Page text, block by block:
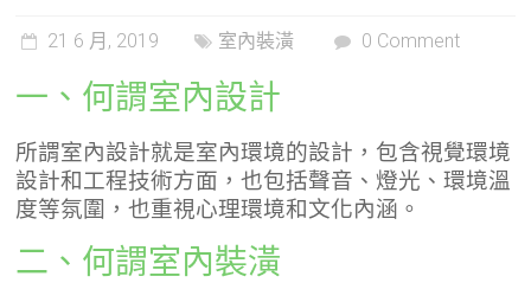
21 6 月, 2019 室內裝潢 0 Comment
一、何謂室內設計
所謂室內設計就是室內環境的設計，包含視覺環境
設計和工程技術方面，也包括聲音、燈光、環境溫
度等氛圍，也重視心理環境和文化內涵。
二、何謂室內裝潢